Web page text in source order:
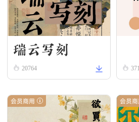
瑞云写刻
20764 371
会员商用 会员商